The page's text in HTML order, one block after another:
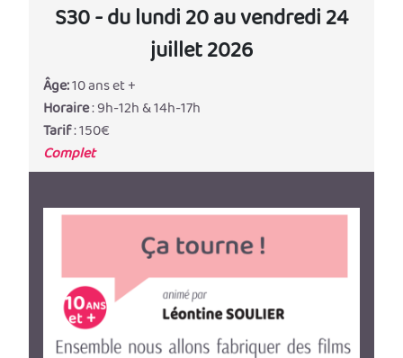
S30 - du lundi 20 au vendredi 24
juillet 2026
Âge:10 ans et +
Horaire: 9h-12h & 14h-17h
Tarif: 150€
Complet